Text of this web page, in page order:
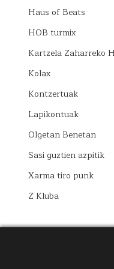
Haus of Beats
HOB turmix
Kartzela Zaharreko
Kolax
Kontzertuak
Lapikontuak
Olgetan Benetan
Sasi guztien azpitik
Xarma tiro punk
Z Kluba